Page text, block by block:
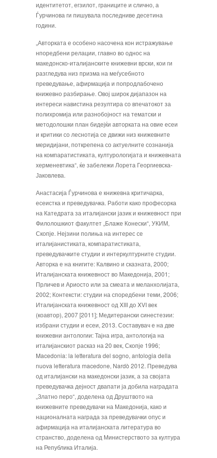
идентитетот, егзилот, границите и слично, а
Ѓурчинова ги пишувала последниве десетина
години.
„Авторката е особено насочена кон истражување
нпоредбени релации, главно во однос на
македонско-италијанските книжевни врски, кои ги
разгледува низ призма на меѓусебното
преведување, афирмација и попродлабочено
книжевно разбирање. Овој широк дијапазон на
интереси навистина резултира со впечатокот за
полихромија или разнобојност на тематски и
методолошки план бидејќи авторката на овие есеи
и критики со леснотија се движи низ книжевните
меридијани, поткрепена со актуелните сознанија
на компаратистиката, културологијата и книжевната
херменевтика“, ќе забележи Лорета Георгиевска-
Јаковлева.
Анастасија Ѓурчинова е книжевна критичарка,
есеистка и преведувачка. Работи како професорка
на Катедрата за италијански јазик и книжевност при
Филолошкиот факултет „Блаже Конески“, УКИМ,
Скопје. Нејзини полиња на интерес се
италијанистиката, компаратистиката,
преведувачките студии и интеркултурните студии.
Авторка е на книгите: Калвино и сказната, 2000;
Италијанската книжевност во Македонија, 2001;
Прличев и Ариосто или за смеата и меланхолијата,
2002; Контексти: студии на споредбени теми, 2006;
Италијанската книжевност од XIII до XVI век
(коавтор), 2007 [2011]; Медитерански синестезии:
избрани студии и есеи, 2013. Составувач е на две
книжевни антологии: Тајна игра, антологија на
италијанскиот расказ на 20 век, Скопје 1996;
Macedonia: la letteratura del sogno, antologia della
nuova letteratura macedone, Nardò 2012. Преведува
од италијански на македонски јазик, а за својата
преведувачка дејност двапати ја добила наградата
„Златно перо“, доделена од Друштвото на
книжевните преведувачи на Македонија, како и
националната награда за преведувачки опус и
афирмација на италијанската литература во
странство, доделена од Министерството за култура
на Република Италија.